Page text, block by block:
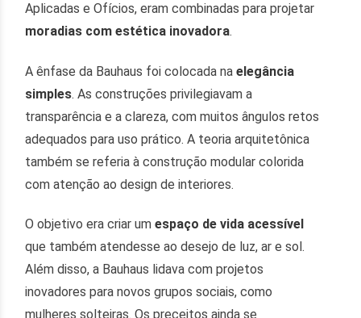
Aplicadas e Ofícios, eram combinadas para projetar
moradias com estética inovadora.
A ênfase da Bauhaus foi colocada naelegância
simples. As construções privilegiavam a
transparência e a clareza, com muitos ângulos retos
adequados para uso prático. A teoria arquitetônica
também se referia à construção modular colorida
com atenção ao design de interiores.
O objetivo era criar umespaço de vida acessível
que também atendesse ao desejo de luz, ar e sol.
Além disso, a Bauhaus lidava com projetos
inovadores para novos grupos sociais, como
mulheres solteiras. Os preceitos ainda se